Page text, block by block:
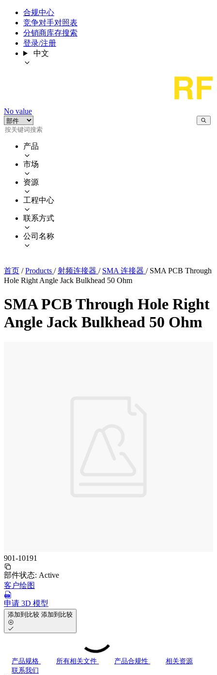
合规中心
竞争对手对照表
分销商库存搜索
登录/注册
中文
No value
产品
市场
资源
工程中心
联系方式
公司名称
首页 / Products / 射频连接器 / SMA 连接器 / SMA PCB Through
Hole Right Angle Jack Bulkhead 50 Ohm
SMA PCB Through Hole Right
Angle Jack Bulkhead 50 Ohm
901-10191
部件状态: Active
客户绘图
申请 3D 模型
添加到比较 添加到比较
产品规格 所有相关文件 产品合规性
相关资源
联系我们